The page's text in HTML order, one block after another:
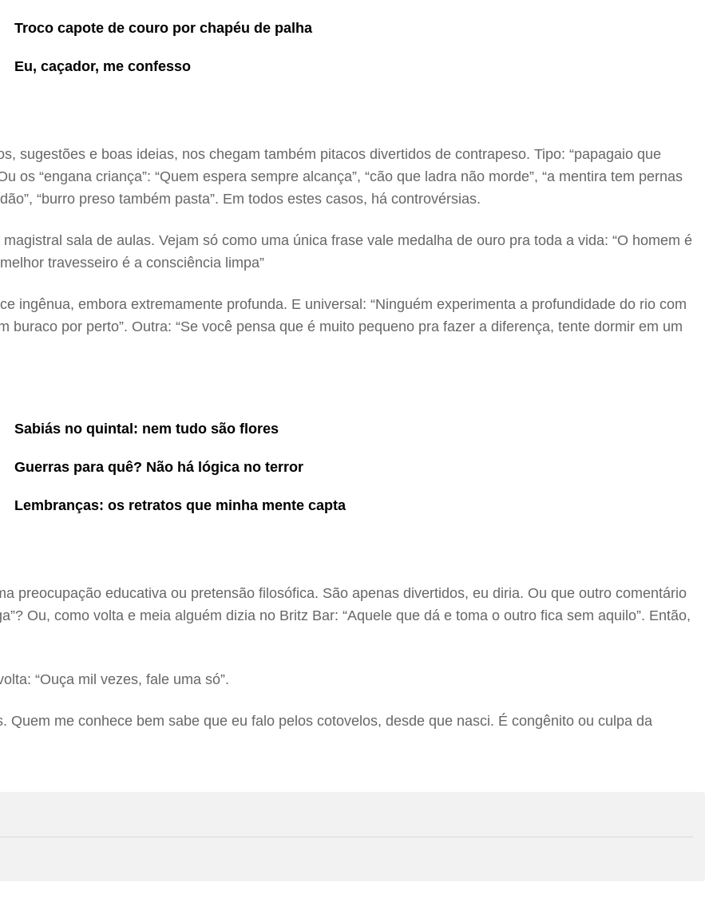
Troco capote de couro por chapéu de palha
Eu, caçador, me confesso
sugestões e boas ideias, nos chegam também pitacos divertidos de contrapeso. Tipo: “papagaio que
os “engana criança”: “Quem espera sempre alcança”, “cão que ladra não morde”, “a mentira tem pernas
“burro preso também pasta”. Em todos estes casos, há controvérsias.
sala de aulas. Vejam só como uma única frase vale medalha de ouro pra toda a vida: “O homem é
travesseiro é a consciência limpa”
ingênua, embora extremamente profunda. E universal: “Ninguém experimenta a profundidade do rio com
buraco por perto”. Outra: “Se você pensa que é muito pequeno pra fazer a diferença, tente dormir em um
Sabiás no quintal: nem tudo são flores
Guerras para quê? Não há lógica no terror
Lembranças: os retratos que minha mente capta
preocupação educativa ou pretensão filosófica. São apenas divertidos, eu diria. Ou que outro comentário
Ou, como volta e meia alguém dizia no Britz Bar: “Aquele que dá e toma o outro fica sem aquilo”. Então,
“Ouça mil vezes, fale uma só”.
Quem me conhece bem sabe que eu falo pelos cotovelos, desde que nasci. É congênito ou culpa da